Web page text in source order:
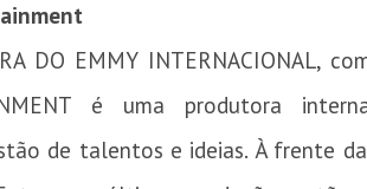
DO EMMY INTERNACIONAL,
é uma produtora
de talentos e ideias. À frente